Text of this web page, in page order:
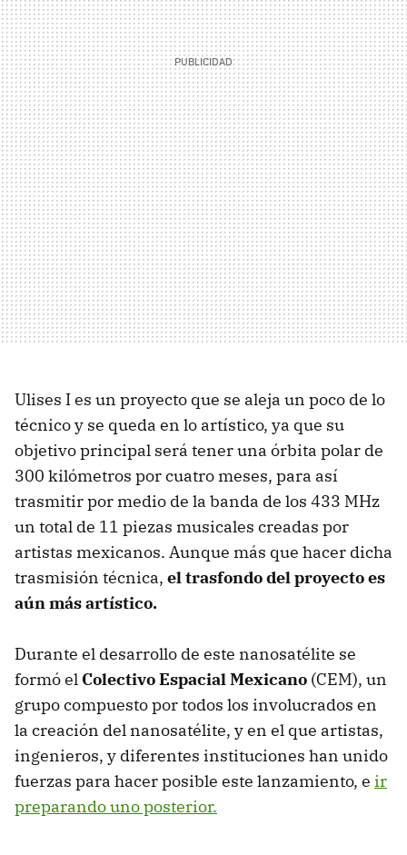
Ulises I es un proyecto que se aleja un poco de lo
técnico y se queda en lo artístico, ya que su
objetivo principal será tener una órbita polar de
300 kilómetros por cuatro meses, para así
trasmitir por medio de la banda de los 433 MHz
un total de 11 piezas musicales creadas por
artistas mexicanos. Aunque más que hacer dicha
trasmisión técnica, el trasfondo del proyecto es
aún más artístico.
Durante el desarrollo de este nanosatélite se
formó el Colectivo Espacial Mexicano (CEM), un
grupo compuesto por todos los involucrados en
la creación del nanosatélite, y en el que artistas,
ingenieros, y diferentes instituciones han unido
fuerzas para hacer posible este lanzamiento, e ir
preparando uno posterior.